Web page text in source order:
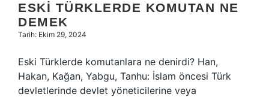
ESKI TÜRKLERDE KOMUTAN NE
DEMEK
Tarih: Ekim 29, 2024
Eski Türklerde komutanlara ne denirdi? Han,
Hakan, Kağan, Yabgu, Tanhu: İslam öncesi Türk
devletlerinde devlet yöneticilerine veya